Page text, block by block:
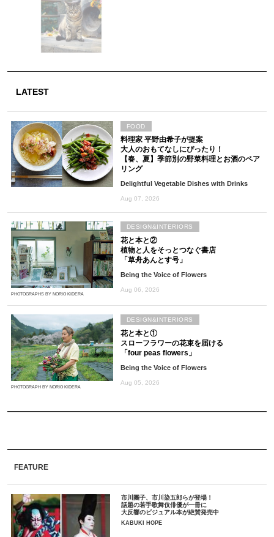
LATEST
料理家 平野由希子が提案
大人のおもてなしにぴったり！
【春、夏】季節別の野菜料理とお酒のペア
リング
Delightful Vegetable Dishes with Drinks
Aug 07, 2026
FOOD
PHOTOGRAPHS BY NORIO KIDERA
花と本と②
植物と人をそっとつなぐ書店
「草舟あんとす号」
Being the Voice of Flowers
Aug 06, 2026
DESIGN&INTERIORS
PHOTOGRAPH BY NORIO KIDERA
花と本と①
スローフラワーの花束を届ける
「four peas flowers」
Being the Voice of Flowers
Aug 05, 2026
DESIGN&INTERIORS
FEATURE
市川團子、市川染五郎らが登場！
話題の若手歌舞伎俳優が一冊に
大反響のビジュアル本が絶賛発売中
KABUKI HOPE